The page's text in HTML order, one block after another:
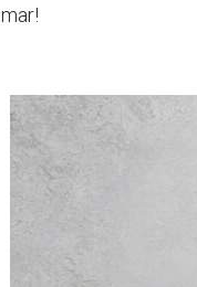
mar!